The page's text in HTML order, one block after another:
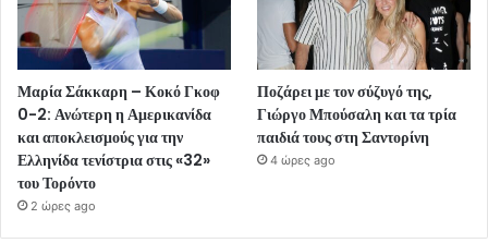
Μαρία Σάκκαρη – Κοκό Γκοφ
0-2: Ανώτερη η Αμερικανίδα
και αποκλεισμούς για την
Ελληνίδα τενίστρια στις «32»
του Τορόντο
2 ώρες ago
Ποζάρει με τον σύζυγό της,
Γιώργο Μπούσαλη και τα τρία
παιδιά τους στη Σαντορίνη
4 ώρες ago